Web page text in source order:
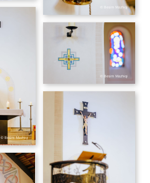
© Besim Mazhiqi
© Besim Mazhiqi
© Besim Mazhiqi